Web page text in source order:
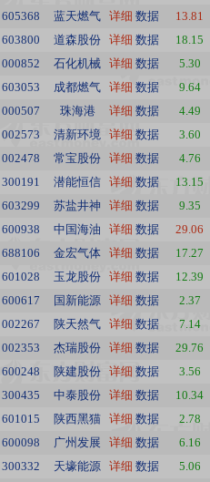
605368 蓝天燃气 详细 数据
13.81
603800 道森股份 详细 数据
18.15
000852 石化机械 详细 数据
5.30
603053 成都燃气 详细 数据
9.64
000507 珠海港 详细 数据
4.49
002573 清新环境 详细 数据
3.60
002478 常宝股份 详细 数据
4.76
300191 潜能恒信 详细 数据
13.15
603299 苏盐井神 详细 数据
9.35
600938 中国海油 详细 数据
29.06
688106 金宏气体 详细 数据
17.27
601028 玉龙股份 详细 数据
12.39
600617 国新能源 详细 数据
2.37
002267 陕天然气 详细 数据
7.14
002353 杰瑞股份 详细 数据
29.76
600248 陕建股份 详细 数据
3.56
300435 中泰股份 详细 数据
10.34
601015 陕西黑猫 详细 数据
2.78
600098 广州发展 详细 数据
6.16
300332 天壕能源 详细 数据
5.06